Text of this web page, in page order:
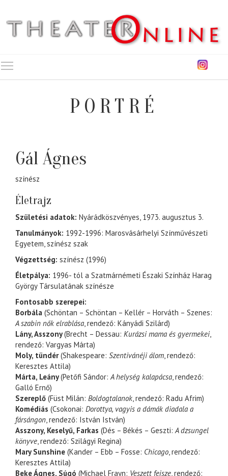
PORTRÉ
Gál Ágnes
színész
Életrajz
Születési adatok: Nyárádköszvényes, 1973. augusztus 3.
Tanulmányok: 1992-1996: Marosvásárhelyi Színművészeti
Egyetem, színész szak
Végzettség: színész (1996)
Életpálya: 1996- tól a Szatmárnémeti Északi Színház Harag
György Társulatának színésze
Fontosabb szerepei:
Borbála (Schöntan – Schöntan – Kellér – Horváth – Szenes:
A szabin nők elrablása, rendező: Kányádi Szilárd)
Lány, Asszony(Brecht – Dessau: Kurázsi mama és gyermekei,
rendező: Vargyas Márta)
Moly, tündér(Shakespeare: Szentivánéji álom, rendező:
Keresztes Attila)
Márta, Leány(Petőfi Sándor:A helység kalapácsa, rendező:
Galló Ernő)
Szereplő (Füst Milán: Boldogtalanok, rendező: Radu Afrim)
Komédiás (Csokonai: Dorottya, vagyis a dámák diadala a
fársángon, rendező: István István)
Asszony, Keselyű, Farkas (Dés – Békés – Geszti:A dzsungel
könyve, rendező: Szilágyi Regina)
Mary Sunshine (Kander – Ebb – Fosse: Chicago, rendező:
Keresztes Attila)
Beke Ágnes, Súgó (Michael Frayn: Veszett fejsze, rendező: